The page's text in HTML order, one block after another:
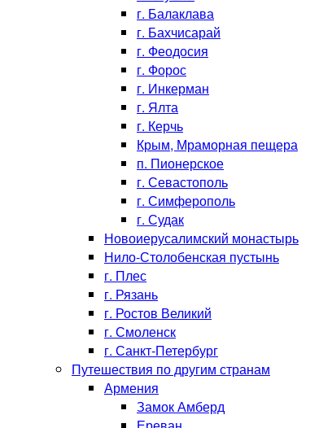
г. Балаклава
г. Бахчисарай
г. Феодосия
г. Форос
г. Инкерман
г. Ялта
г. Керчь
Крым, Мраморная пещера
п. Пионерское
г. Севастополь
г. Симферополь
г. Судак
Новоиерусалимский монастырь
Нило-Столобенская пустынь
г. Плес
г. Рязань
г. Ростов Великий
г. Смоленск
г. Санкт-Петербург
Путешествия по другим странам
Армения
Замок Амберд